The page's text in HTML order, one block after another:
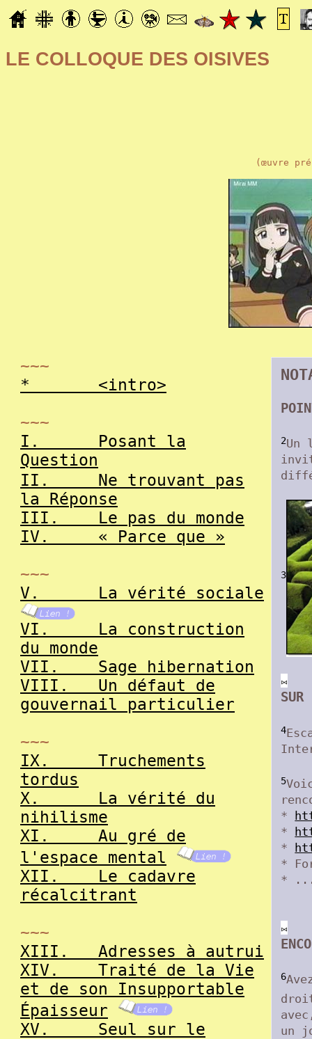
LE COLLOQUE DES OISIVES
(œuvre
~~~
*
<intro>
~~~
I.
Posant la
Question
II.
Ne trouvant pas
la Réponse
III.
Le pas du monde
IV.
« Parce que »
~~~
V.
La vérité sociale
VI.
La construction
du monde
VII.
Sage hibernation
VIII.
Un défaut de
gouvernail particulier
~~~
IX.
Truchements
tordus
X.
La vérité du
nihilisme
XI.
Au gré de
l'espace mental
XII.
Le cadavre
récalcitrant
~~~
XIII.
Adresses à autrui
XIV.
Traité de la Vie
et de son Insupportable
Épaisseur
XV.
Seul sur le
2Un
3
⨝
SUR
4
5
*
*
*
*
*
⨝
6
un